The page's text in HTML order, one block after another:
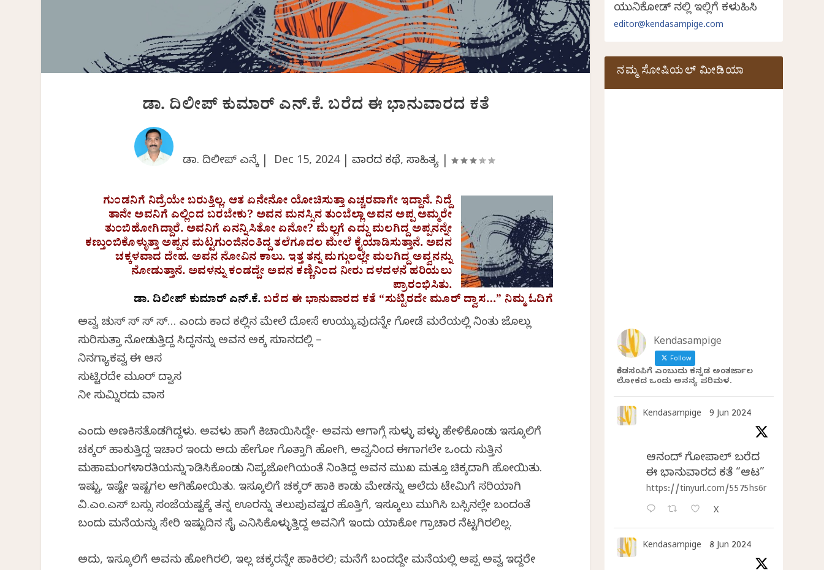
ಡಾ. ದಿಲೀಪ್‌ ಕುಮಾರ್‌ ಎನ್.ಕೆ. ಬರೆದ ಈ ಭಾನುವಾರದ ಕತೆ
ಡಾ. ದಿಲೀಪ್ ಎನ್ಕೆ | Dec 15, 2024| ವಾರದ ಕಥೆ, ಸಾಹಿತ್ಯ|
ಗುಂಡನಿಗೆ ನಿದ್ರೆಯೇ ಬರುತ್ತಿಲ್ಲ. ಆತ ಏನೇನೋ ಯೋಚಿಸುತ್ತಾ ಎಚ್ಚರವಾಗೇ ಇದ್ದಾನೆ. ನಿದ್ದೆ
ತಾನೇ ಅವನಿಗೆ ಎಲ್ಲಿಂದ ಬರಬೇಕು? ಅವನ ಮನಸ್ಸಿನ ತುಂಬೆಲ್ಲಾ ಅವನ ಅಪ್ಪ ಅಮ್ಮರೇ
ತುಂಬಿಹೋಗಿದ್ದಾರೆ. ಅವನಿಗೆ ಏನನ್ನಿಸಿತೋ ಏನೋ? ಮೆಲ್ಲಗೆ ಎದ್ದು ಮಲಗಿದ್ದ ಅಪ್ಪನನ್ನೇ
ಕಣ್ತುಂಬಿಕೊಳ್ಳುತ್ತಾ ಅಪ್ಪನ ಮಟ್ಟಗುಂಜಿನಂತಿದ್ದ ತಲೆಗೂದಲ ಮೇಲೆ ಕೈಯಾಡಿಸುತ್ತಾನೆ. ಅವನ
ಚಕ್ಕಳವಾದ ದೇಹ. ಅವನ ನೋವಿನ ಕಾಲು. ಇತ್ತ ತನ್ನ ಮಗ್ಗುಲಲ್ಲೇ ಮಲಗಿದ್ದ ಅವ್ವನನ್ನು
ನೋಡುತ್ತಾನೆ. ಅವಳನ್ನು ಕಂಡದ್ದೇ ಅವನ ಕಣ್ಣಿನಿಂದ ನೀರು ದಳದಳನೆ ಹರಿಯಲು
ಪ್ರಾರಂಭಿಸಿತು.
ಡಾ. ದಿಲೀಪ್‌ ಕುಮಾರ್‌ ಎನ್.ಕೆ.ಬರೆದ ಈ ಭಾನುವಾರದ ಕತೆ “ಸುಟ್ಟಿರದೇ ಮೂರ್ ದ್ವಾಸ…” ನಿಮ್ಮ ಓದಿಗೆ
ಅವ್ವ ಚುಸ್ ಸ್ ಸ್ ಸ್… ಎಂದು ಕಾದ ಕಲ್ಲಿನ ಮೇಲೆ ದೋಸೆ ಉಯ್ಯುವುದನ್ನೇ ಗೋಡೆ ಮರೆಯಲ್ಲಿ ನಿಂತು ಜೊಲ್ಲು
ಸುರಿಸುತ್ತಾ ನೋಡುತ್ತಿದ್ದ ಸಿದ್ಧನನ್ನು ಅವನ ಅಕ್ಕ ಸುಮಾನದಲ್ಲಿ –
ನಿನಗ್ಯಾಕವ್ವ ಈ ಆಸ
ಸುಟ್ಟಿರದೇ ಮೂರ್ ದ್ವಾಸ
ನೀ ಸುಮ್ನಿರದು ವಾಸ
ಎಂದು ಅಣಕಿಸತೊಡಗಿದ್ದಳು. ಅವಳು ಹಾಗೆ ಕಿಚಾಯಿಸಿದ್ದೇ- ಅವನು ಆಗಾಗ್ಗೆ ಸುಳ್ಳು ಪಳ್ಳು ಹೇಳಿಕೊಂಡು ಇಸ್ಕೂಲಿಗೆ
ಚಕ್ಕರ್ ಹಾಕುತ್ತಿದ್ದ ಇಚಾರ ಇಂದು ಅದು ಹೇಗೋ ಗೊತ್ತಾಗಿ ಹೋಗಿ, ಅವ್ವನಿಂದ ಈಗಾಗಲೇ ಒಂದು ಸುತ್ತಿನ
ಮಹಾಮಂಗಳಾರತಿಯನ್ನು ಮಾಡಿಸಿಕೊಂಡು ನಿಪ್ಯಜೋಗಿಯಂತೆ ನಿಂತಿದ್ದ ಅವನ ಮುಖ ಮತ್ತೂ ಚಿಕ್ಕದಾಗಿ ಹೋಯಿತು.
ಇಷ್ಟು, ಇಷ್ಟೇ ಇಷ್ಟಗಲ ಆಗಿಹೋಯಿತು. ಇಸ್ಕೂಲಿಗೆ ಚಕ್ಕರ್ ಹಾಕಿ ಕಾಡು ಮೇಡನ್ನು ಅಲೆದು ಟೇಮಿಗೆ ಸರಿಯಾಗಿ
ವಿ.ಎಂ.ಎಸ್ ಬಸ್ಸು ಸಂಜೆಯಷ್ಟಕ್ಕೆ ತನ್ನ ಊರನ್ನು ತಲುಪುವಷ್ಟರ ಹೊತ್ತಿಗೆ, ಇಸ್ಕೂಲು ಮುಗಿಸಿ ಬಸ್ಸಿನಲ್ಲೇ ಬಂದಂತೆ
ಬಂದು ಮನೆಯನ್ನು ಸೇರಿ ಇಷ್ಟುದಿನ ಸೈ ಎನಿಸಿಕೊಳ್ಳುತ್ತಿದ್ದ ಅವನಿಗೆ ಇಂದು ಯಾಕೋ ಗ್ರಾಚಾರ ನೆಟ್ಟಗಿರಲಿಲ್ಲ.
ಅದು, ಇಸ್ಕೂಲಿಗೆ ಅವನು ಹೋಗಿರಲಿ, ಇಲ್ಲ ಚಕ್ಕರನ್ನೇ ಹಾಕಿರಲಿ; ಮನೆಗೆ ಬಂದದ್ದೇ ಮನೆಯಲ್ಲಿ ಅಪ್ಪ ಅವ್ವ ಇದ್ದರೇ
ಯುನಿಕೋಡ್ ನಲ್ಲಿ ಇಲ್ಲಿಗೆ ಕಳುಹಿಸಿ
editor@kendasampige.com
ನಮ್ಮ ಸೋಷಿಯಲ್‌ ಮೀಡಿಯಾ
Kendasampige
Follow
ಕೆಂಡಸಂಪಿಗೆ ಎಂಬುದು ಕನ್ನಡ ಅಂತರ್ಜಾಲ
ಲೋಕದ ಒಂದು ಅನನ್ಯ ಪರಿಮಳ.
Kendasampige 9 Jun 2024
ಆನಂದ್‌ ಗೋಪಾಲ್‌ ಬರೆದ
ಈ ಭಾನುವಾರದ ಕತೆ “ಆಟ”
https://tinyurl.com/5575hs6r
X
Kendasampige 8 Jun 2024